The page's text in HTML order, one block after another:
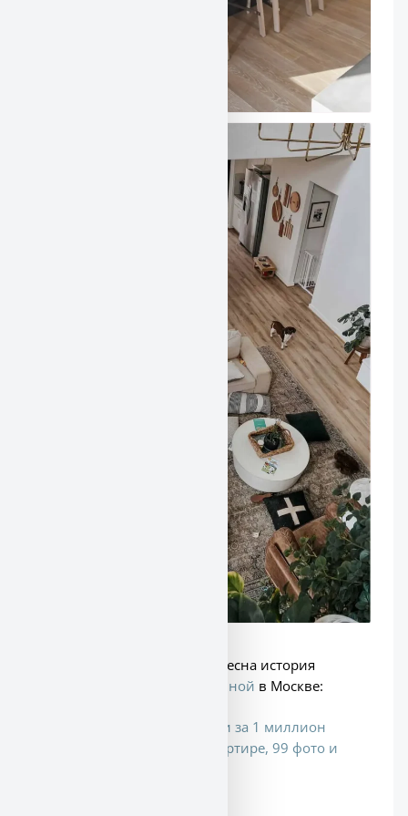
Возможно, тебе будет интересна история
гостиной в Москве:
Кухня-гостиная с рейками за 1 миллион
рублей в московской квартире, 99 фото и